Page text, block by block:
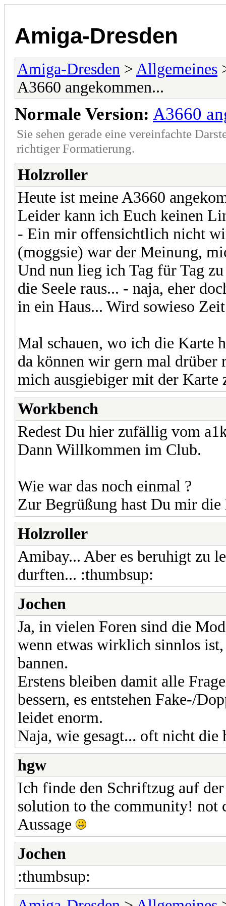
Amiga-Dresden
Amiga-Dresden > Allgemeines
A3660 angekommen...
Normale Version: A3660
Sie sehen gerade eine vereinfachte
richtiger Formatierung.
Holzroller
Heute ist meine A3660
Leider kann ich Euch keinen
- Ein mir offensichtlich nicht
(moggsie) war der Meinung,
Und nun lieg ich Tag für Tag
die Seele raus... - naja, eher
in ein Haus... Wird sowieso
Mal schauen, wo ich die Karte
da können wir gern mal
mich ausgiebiger mit der Karte
Workbench
Redest Du hier zufällig vom
Dann Willkommen im Club.
Wie war das noch einmal ?
Zur Begrüßung hast Du mir die
Holzroller
Amibay... Aber es beruhigt zu
durften... :thumbsup:
Jochen
Ja, in vielen Foren sind die
wenn etwas wirklich sinnlos
bannen.
Erstens bleiben damit alle
bessern, es entstehen Fake-/
leidet enorm.
Naja, wie gesagt... oft nicht
hgw
Ich finde den Schriftzug auf
solution to the community! not
Aussage
Jochen
:thumbsup: